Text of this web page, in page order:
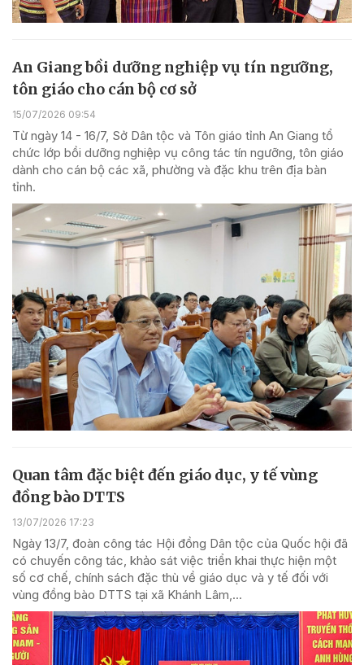
An Giang bồi dưỡng nghiệp vụ tín ngưỡng,
tôn giáo cho cán bộ cơ sở
15/07/2026 09:54
Từ ngày 14 - 16/7, Sở Dân tộc và Tôn giáo tỉnh An Giang tổ
chức lớp bồi dưỡng nghiệp vụ công tác tín ngưỡng, tôn giáo
dành cho cán bộ các xã, phường và đặc khu trên địa bàn
tỉnh.
Quan tâm đặc biệt đến giáo dục, y tế vùng
đồng bào DTTS
13/07/2026 17:23
Ngày 13/7, đoàn công tác Hội đồng Dân tộc của Quốc hội đã
có chuyến công tác, khảo sát việc triển khai thực hiện một
số cơ chế, chính sách đặc thù về giáo dục và y tế đối với
vùng đồng bào DTTS tại xã Khánh Lâm,...